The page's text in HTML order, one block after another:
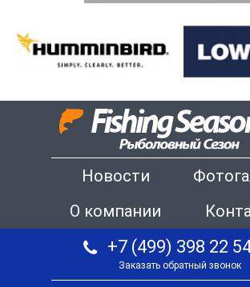
Новости
О компании
+7 (499) 398 22
Заказать обратный звонок